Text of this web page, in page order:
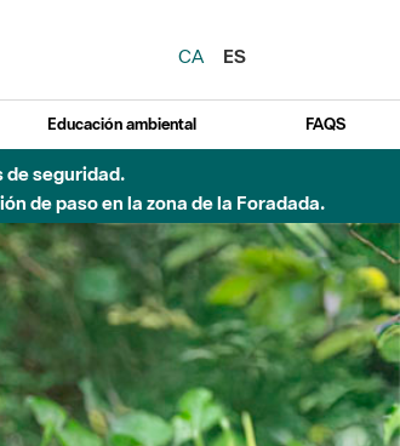
CA
ES
Educación ambiental FAQS
de seguridad.
de paso en la zona de la Foradada.